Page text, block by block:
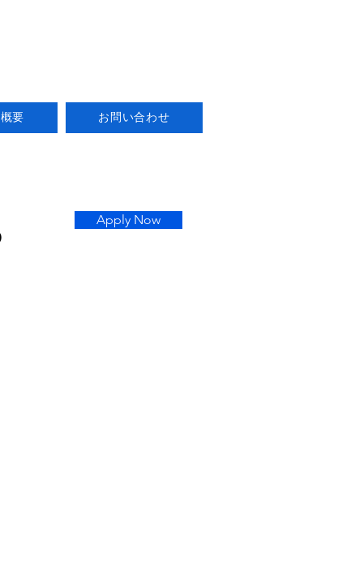
要 お問い合わせ
Apply Now